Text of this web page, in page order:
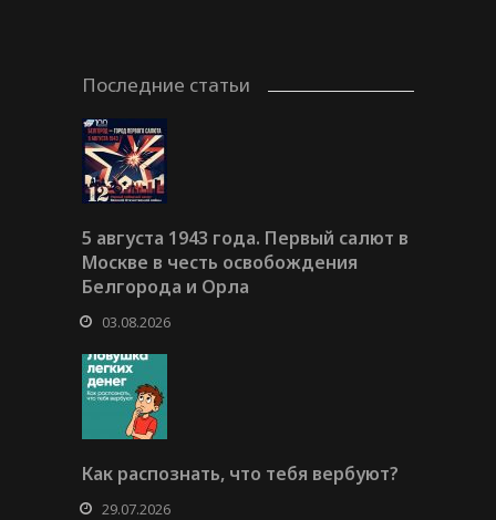
Последние статьи
5 августа 1943 года. Первый салют в
Москве в честь освобождения
Белгорода и Орла
03.08.2026
Как распознать, что тебя вербуют?
29.07.2026